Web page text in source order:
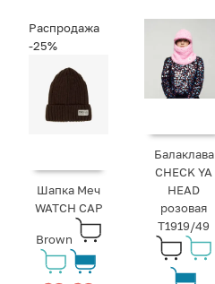
Распродажа
-25%
Шапка Меч
WATCH CAP
Brown
Балаклава
CHECK YA
HEAD
розовая
T1919/49